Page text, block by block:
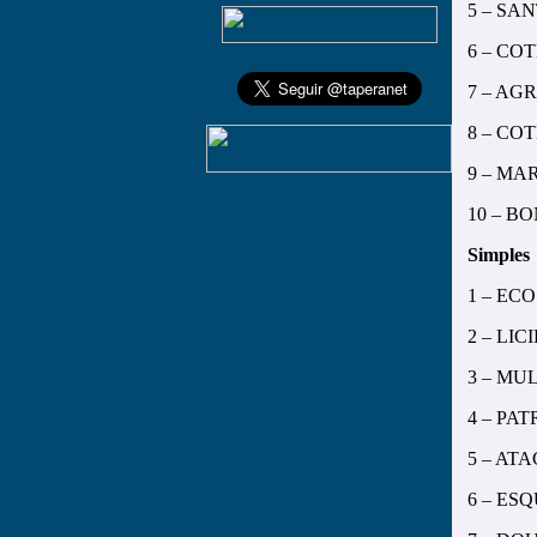
5 –
6 –
7 –
8 –
9 –
10 –
Simples
1 –
2 –
3 –
4 –
5 –
6 –